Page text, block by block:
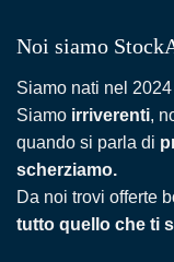
Noi siamo
Siamo nati nel
Siamo irriverenti,
quando si parla di
scherziamo.
Da noi trovi offerte
tutto quello che ti